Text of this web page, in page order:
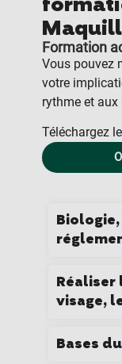
Formation
Vous pouvez
votre
rythme et aux
Téléchargez
Réaliser
visage,
Bases